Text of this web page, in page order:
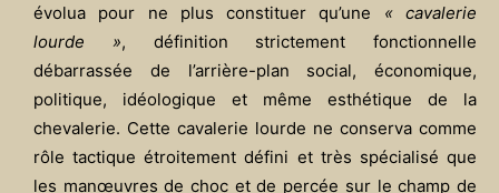
évolua pour ne plus constituer qu’une « cavalerie
lourde », définition strictement fonctionnelle
débarrassée de l’arrière-plan social, économique,
politique, idéologique et même esthétique de la
chevalerie. Cette cavalerie lourde ne conserva comme
rôle tactique étroitement défini et très spécialisé que
les manœuvres de choc et de percée sur le champ de